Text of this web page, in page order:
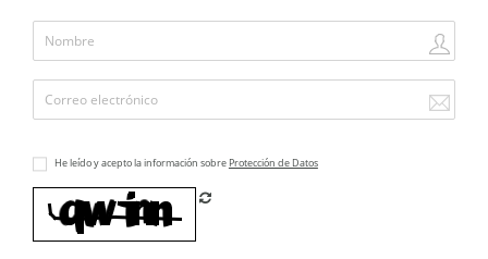
He leído y acepto la información sobre Protección de Datos